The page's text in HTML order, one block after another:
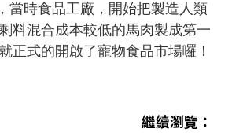
當時食品工廠，開始把製造人類
料混合成本較低的馬肉製成第一
正式的開啟了寵物食品市場囉！
繼續瀏覽：